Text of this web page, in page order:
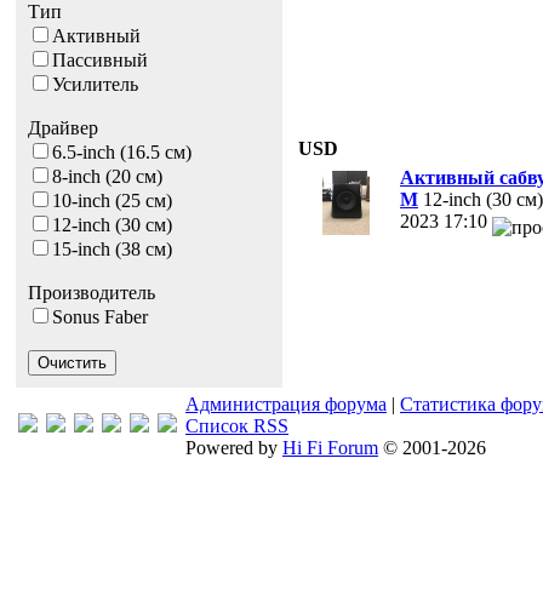
Тип
Активный
Пассивный
Усилитель
Драйвер
6.5-inch (16.5 см)
8-inch (20 см)
10-inch (25 см)
12-inch (30 см)
15-inch (38 см)
Производитель
Sonus Faber
USD
Активный
M 12-inch (30 см)
2023 17:10
Администрация форума | Статистика
Список RSS
Powered by Hi Fi Forum © 2001-2026